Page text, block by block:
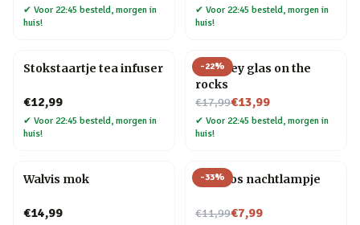
✔ Voor 22:45 besteld, morgen in
huis!
✔ Voor 22:45 besteld, morgen in
huis!
Stokstaartje tea infuser
€12,99
✔ Voor 22:45 besteld, morgen in
huis!
-22%
Whiskey glas on the
rocks
€17,99
Nu voor€13,99
✔ Voor 22:45 besteld, morgen in
huis!
Walvis mok
€14,99
-33%
Mini vos nachtlampje
€11,99
Nu voor€7,99